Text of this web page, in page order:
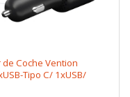
Coche Vention
Tipo C/ 1xUSB/